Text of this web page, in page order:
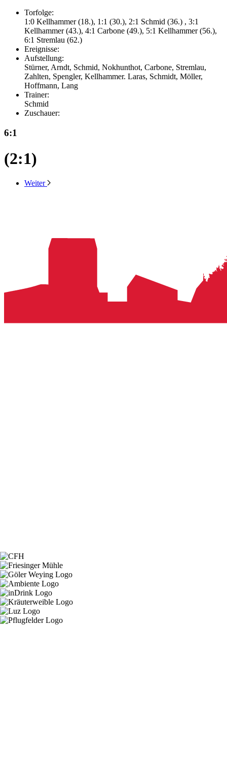
Torfolge:
1:0 Kellhammer (18.), 1:1 (30.), 2:1 Schmid (36.) , 3:1
Kellhammer (43.), 4:1 Carbone (49.), 5:1 Kellhammer (56.),
6:1 Stremlau (62.)
Ereignisse:
Aufstellung:
Stürner, Arndt, Schmid, Nokhunthot, Carbone, Stremlau,
Zahlten, Spengler, Kellhammer. Laras, Schmidt, Möller,
Hoffmann, Lang
Trainer:
Schmid
Zuschauer:
6:1
(2:1)
Weiter